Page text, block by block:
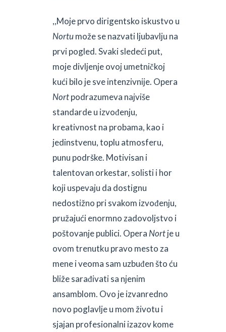
,,Moje prvo dirigentsko iskustvo u
Nortumože se nazvati ljubavlju na
prvi pogled. Svaki sledeći put,
moje divljenje ovoj umetničkoj
kući bilo je sve intenzivnije. Opera
Nortpodrazumeva najviše
standarde u izvođenju,
kreativnost na probama, kao i
jedinstvenu, toplu atmosferu,
punu podrške. Motivisan i
talentovan orkestar, solisti i hor
koji uspevaju da dostignu
nedostižno pri svakom izvođenju,
pružajući enormno zadovoljstvo i
poštovanje publici. Opera Nortje u
ovom trenutku pravo mesto za
mene i veoma sam uzbuđen što ću
bliže sarađivati sa njenim
ansamblom. Ovo je izvanredno
novo poglavlje u mom životu i
sjajan profesionalni izazov kome